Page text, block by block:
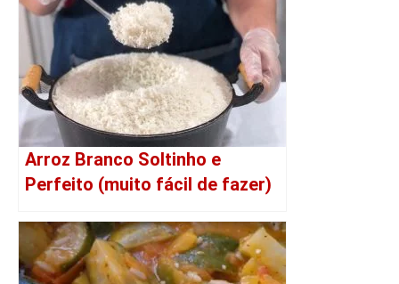
Arroz Branco Soltinho e
Perfeito (muito fácil de fazer)